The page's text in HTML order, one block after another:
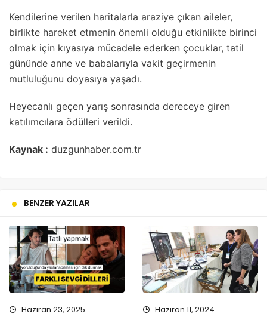
Kendilerine verilen haritalarla araziye çıkan aileler,
birlikte hareket etmenin önemli olduğu etkinlikte birinci
olmak için kıyasıya mücadele ederken çocuklar, tatil
gününde anne ve babalarıyla vakit geçirmenin
mutluluğunu doyasıya yaşadı.
Heyecanlı geçen yarış sonrasında dereceye giren
katılımcılara ödülleri verildi.
Kaynak : duzgunhaber.com.tr
BENZER YAZILAR
Haziran 23, 2025 Haziran 11, 2024